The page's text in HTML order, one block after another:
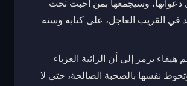
وسيجمعها بمن أحبت تحت
القريب العاجل، على كتابه وسنه
يرمز إلى أن الرائية العزباء
نفسها بالصحبة الصالحة، حتى لا